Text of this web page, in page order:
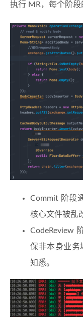
执行 MR，每个阶段
Commit 阶段
核心文件被乱
CodeReview
保非本身业务
知悉。